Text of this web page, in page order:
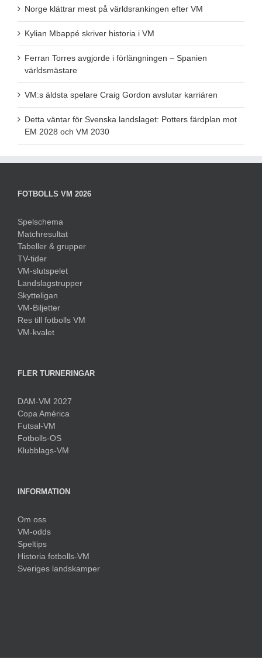
Norge klättrar mest på världsrankingen efter VM
Kylian Mbappé skriver historia i VM
Ferran Torres avgjorde i förlängningen – Spanien
världsmästare
VM:s äldsta spelare Craig Gordon avslutar karriären
Detta väntar för Svenska landslaget: Potters färdplan mot
EM 2028 och VM 2030
FOTBOLLS VM 2026
Spelschema
Matchresultat
Tabeller & grupper
TV-tider
VM-slutspelet
Landslagstrupper
Skytteligan
VM-Biljetter
Res till fotbolls VM
VM-kvalet
FLER TURNERINGAR
DAM-VM 2027
Copa América
Futsal-VM
Fotbolls-OS
Klubblags-VM
INFORMATION
Om oss
VM-odds
Speltips
Historia fotbolls-VM
Sveriges landskamper